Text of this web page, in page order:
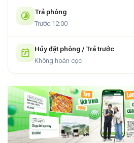
Trả phòng
Trước 12:00
Hủy đặt phòng / Trả trước
Không hoàn cọc